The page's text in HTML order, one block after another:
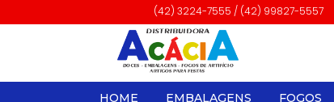
(42) 3224-7555 / (42) 99827-5557
HOME EMBALAGENS FOGOS